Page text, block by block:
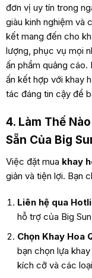
đơn vị uy tín trong
giàu kinh nghiệm và
kết mang đến cho
lượng, phục vụ mọi
ấn phẩm quảng cáo.
ấn kết hợp với khay
tác đáng tin cậy để
4. Làm Thế
Sẵn Của Big
Việc đặt mua khay
giản và tiện lợi. Bạn
Liên hệ qua
hỗ trợ của Big
Chọn Khay Hoa
bạn chọn lựa
kích cỡ và các